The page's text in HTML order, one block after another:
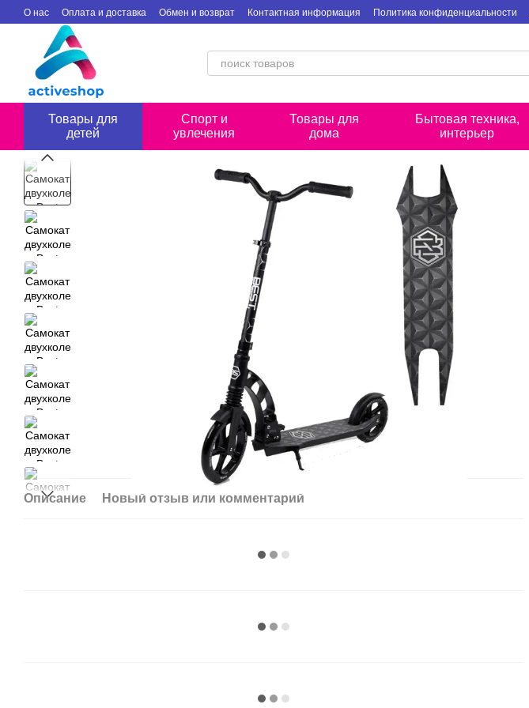
Перейти к основному контенту
О нас Оплата и доставка Обмен и возврат Контактная информация Политика конфиденциальности
Товары для
детей
Спорт и
увлечения
Товары для
дома
Бытовая техника,
интерьер
Описание Новый отзыв или комментарий